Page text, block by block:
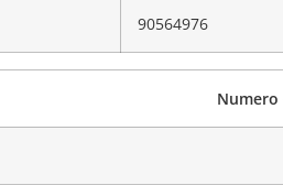
90564976
Numero